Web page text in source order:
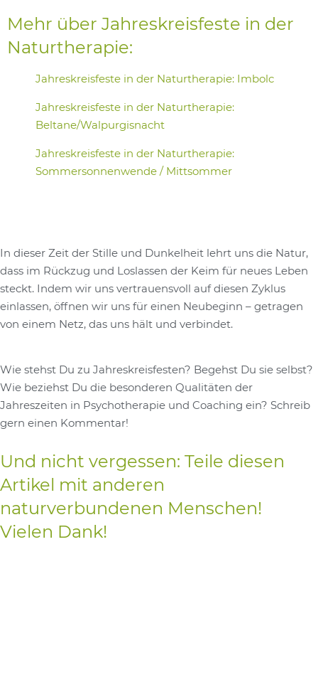
Mehr über Jahreskreisfeste in der
Naturtherapie:
Jahreskreisfeste in der Naturtherapie: Imbolc
Jahreskreisfeste in der Naturtherapie:
Beltane/Walpurgisnacht
Jahreskreisfeste in der Naturtherapie:
Sommersonnenwende / Mittsommer
In dieser Zeit der Stille und Dunkelheit lehrt uns die Natur,
dass im Rückzug und Loslassen der Keim für neues Leben
steckt. Indem wir uns vertrauensvoll auf diesen Zyklus
einlassen, öffnen wir uns für einen Neubeginn – getragen
von einem Netz, das uns hält und verbindet.
Wie stehst Du zu Jahreskreisfesten? Begehst Du sie selbst?
Wie beziehst Du die besonderen Qualitäten der
Jahreszeiten in Psychotherapie und Coaching ein? Schreib
gern einen Kommentar!
Und nicht vergessen: Teile diesen
Artikel mit anderen
naturverbundenen Menschen!
Vielen Dank!